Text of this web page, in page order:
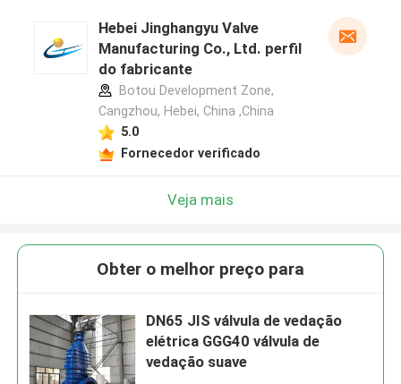
Hebei Jinghangyu Valve
Manufacturing Co., Ltd. perfil
do fabricante
Botou Development Zone,
Cangzhou, Hebei, China ,China
5.0
Fornecedor verificado
Veja mais
Obter o melhor preço para
DN65 JIS válvula de vedação
elétrica GGG40 válvula de
vedação suave